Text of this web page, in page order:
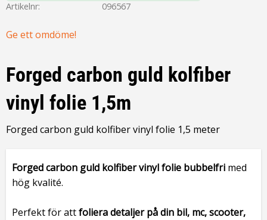
Artikelnr 096567
Ge ett omdöme!
Forged carbon guld kolfiber
vinyl folie 1,5m
Forged carbon guld kolfiber vinyl folie 1,5 meter
Forged carbon guld kolfibervinyl folie bubbelfri med
hög kvalité.
Perfekt för attfoliera detaljer på din bil, mc, scooter,